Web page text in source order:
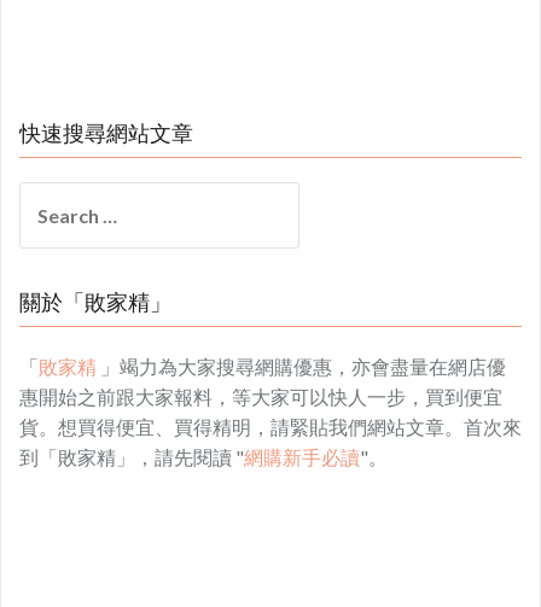
快速搜尋網站文章
for:
關於「敗家精」
「敗家精 」竭力為大家搜尋網購優惠，亦會盡量在網店優
惠開始之前跟大家報料，等大家可以快人一步，買到便宜
貨。想買得便宜、買得精明，請緊貼我們網站文章。首次來
到「敗家精」，請先閱讀 "網購新手必讀"。